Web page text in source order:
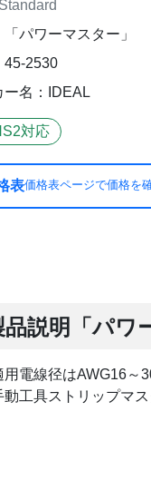
パワーマスター」
45-2530
ー名：IDEAL
対応
表価格表ページで価格を
品説明「パワ
用電線径はAWG16～
動工具ストリップマ